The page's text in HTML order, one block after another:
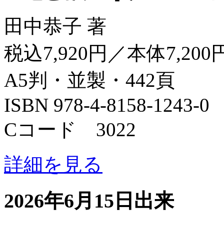
田中恭子 著
税込7,920円／本体7,200
A5判・並製・442頁
ISBN 978-4-8158-1243-0
Cコード 3022
詳細を見る
2026年6月15日出来